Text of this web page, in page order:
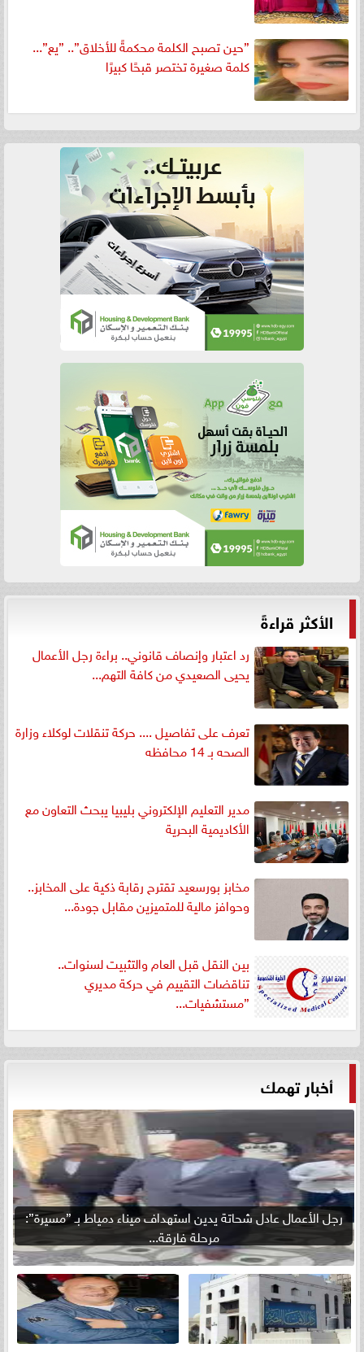
”حين تصبح الكلمة محكمةً للأخلاق”.. ”يع”...
كلمة صغيرة تختصر قبحًا كبيرًا
الأكثر قراءةً
رد اعتبار وإنصاف قانوني.. براءة رجل الأعمال
يحيى الصعيدي من كافة التهم...
تعرف على تفاصيل .... حركة تنقلات لوكلاء وزارة
الصحه بـ 14 محافظه
مدير التعليم الإلكتروني بليبيا يبحث التعاون مع
الأكاديمية البحرية
مخابز بورسعيد تقترح رقابة ذكية على المخابز..
وحوافز مالية للمتميزين مقابل جودة...
بين النقل قبل العام والتثبيت لسنوات..
تناقضات التقييم في حركة مديري
”مستشفيات...
أخبار تهمك
رجل الأعمال عادل شحاتة يدين استهداف ميناء دمياط بـ ”مسيرة”:
مرحلة فارقة...